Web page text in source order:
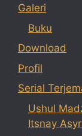
Galeri
Buku
Download
Profil
Serial
Ushul
Itsnay